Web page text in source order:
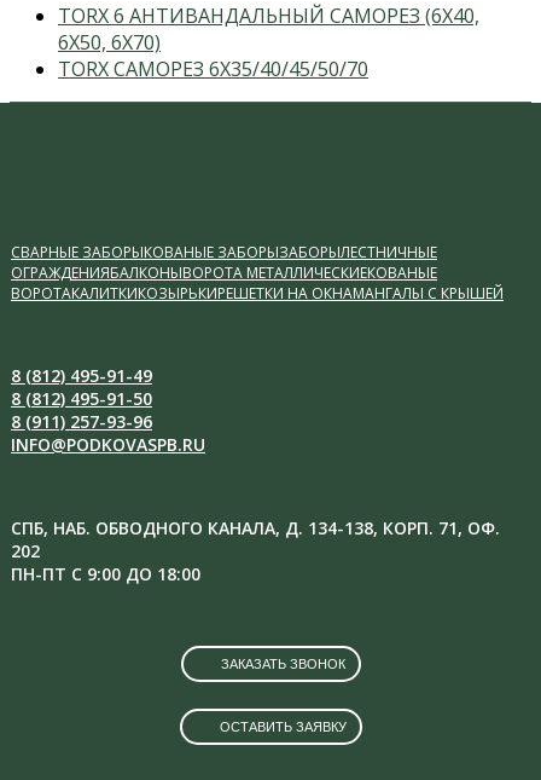
previous
post:
TORX 6 АНТИВАНДАЛЬНЫЙ САМОРЕЗ (6X40,
6X50, 6X70)
next
post:
TORX САМОРЕЗ 6X35/40/45/50/70
СВАРНЫЕ ЗАБОРЫКОВАНЫЕ ЗАБОРЫЗАБОРЫЛЕСТНИЧНЫЕ
ОГРАЖДЕНИЯБАЛКОНЫВОРОТА МЕТАЛЛИЧЕСКИЕКОВАНЫЕ
ВОРОТАКАЛИТКИКОЗЫРЬКИРЕШЕТКИ НА ОКНАМАНГАЛЫ С КРЫШЕЙ
8 (812) 495-91-49
8 (812) 495-91-50
8 (911) 257-93-96
INFO@PODKOVASPB.RU
СПБ, НАБ. ОБВОДНОГО КАНАЛА, Д. 134-138, КОРП. 71, ОФ.
202
ПН-ПТ С 9:00 ДО 18:00
ЗАКАЗАТЬ ЗВОНОК
ОСТАВИТЬ ЗАЯВКУ